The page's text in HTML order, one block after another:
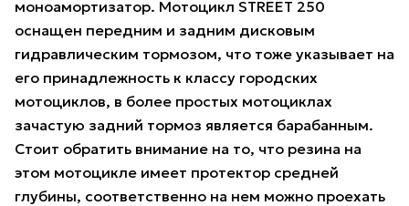
моноамортизатор. Мотоцикл STREET 250
оснащен передним и задним дисковым
гидравлическим тормозом, что тоже указывает на
его принадлежность к классу городских
мотоциклов, в более простых мотоциклах
зачастую задний тормоз является барабанным.
Стоит обратить внимание на то, что резина на
этом мотоцикле имеет протектор средней
глубины, соответственно на нем можно проехать